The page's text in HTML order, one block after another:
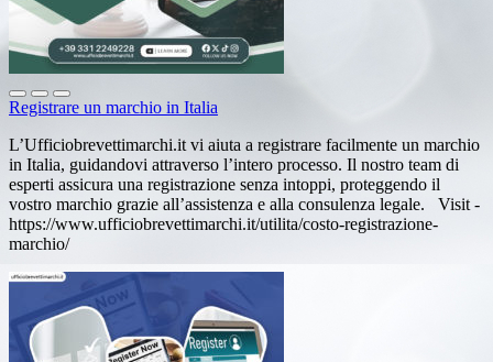
Registrare un marchio in Italia
L’Ufficiobrevettimarchi.it vi aiuta a registrare facilmente un marchio
in Italia, guidandovi attraverso l’intero processo. Il nostro team di
esperti assicura una registrazione senza intoppi, proteggendo il
vostro marchio grazie all’assistenza e alla consulenza legale. Visit -
https://www.ufficiobrevettimarchi.it/utilita/costo-registrazione-
marchio/